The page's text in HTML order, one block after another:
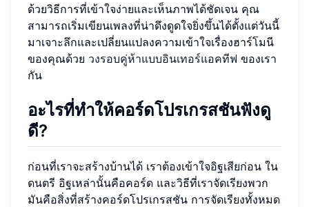
ด้วยวิธีการที่เข้าใจง่ายและเห็นภาพได้ชัดเจน คุณ
สามารถเริ่มเขียนเพลงที่น่าดึงดูดใจยิ่งขึ้นได้ตั้งแต่วันนี้
มาเจาะลึกและเปลี่ยนแปลงความเข้าใจเรื่องฮาร์โมนี
ของคุณด้วย วงรอบคู่ห้าแบบอินเทอร์แอคทีฟ ของเรา
กัน
อะไรที่ทำให้คอร์ดโปรเกรสชันฟังดู
ดี?
ก่อนที่เราจะสร้างบ้านได้ เราต้องเข้าใจอิฐเสียก่อน ใน
ดนตรี อิฐเหล่านั้นคือคอร์ด และวิธีที่เราจัดเรียงพวก
มันคือสิ่งที่สร้างคอร์ดโปรเกรสชัน การจัดเรียงทั้งหมด